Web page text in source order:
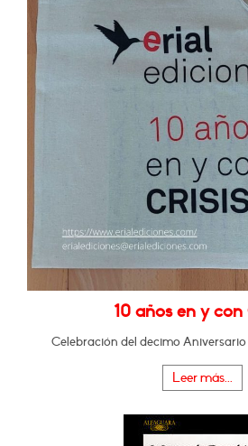
10 años en y con
Celebración del decimo Aniversario
Leer más...